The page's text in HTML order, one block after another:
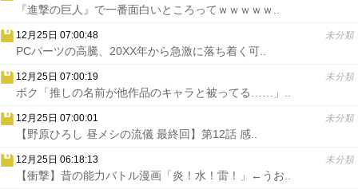
『進撃の巨人』で一番面白いところってｗｗｗｗｗ..
12月25日 07:00:48 未分類
PCパーツの高騰、20XX年から急激に落ち着く可..
12月25日 07:00:19 未分類
ボク「推しの名前が他作品のキャラと被ってる……」..
12月25日 07:00:01 未分類
【野原ひろし 昼メシの流儀 最終回】第12話 感..
12月25日 06:18:13 未分類
【衝撃】昔の能力バトル漫画「炎！水！雷！」←うお..